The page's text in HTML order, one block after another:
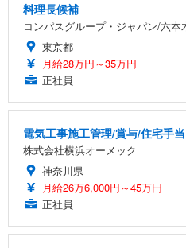
料理長候補
コンパスグループ・ジャパン/六
東京都
月給28万円～35万円
正社員
電気工事施工管理/賞与/住宅手当
株式会社横浜オーメック
神奈川県
月給26万6,000円～45万円
正社員